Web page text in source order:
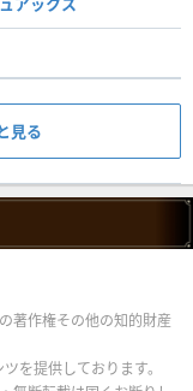
見る
著作権その他の知的財産
を提供しております。